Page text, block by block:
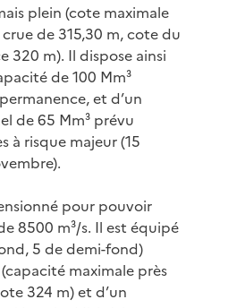
plein (cote maximale
de 315,30 m, cote du
320 m). Il dispose ainsi
de 100 Mm³
et d’un
de 65 Mm³ prévu
à risque majeur (15
pour pouvoir
8500 m³/s. Il est équipé
5 de demi-fond)
maximale près
324 m) et d’un